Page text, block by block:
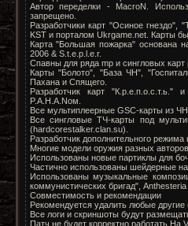
Автор переделки - MacroN.
запрещено.
Разработчики карт "Осиное гнездо",
KST и порталом Ukrgame.net. Карты
Карта "Большая пожарка" основана
2006 & S.t.e.p.l.e.r.
Спавны для ряда mp и сингловых карт
Карты "Болото", "База ЧН",
Пахана и Спящего.
Разработчик карт
P.A.H.A.Nом.
Все мультиплеерные GSC-карты из
Все сингловые ТЧ-карты под
(hardcorestalker.clan.su).
Разработчик дополнительного
Многие модели оружия разных
Использованы новые партиклы для
Частично использованы шейдерные
Использованы музыкальные
коммунистических бригад",
Совместимость и рекомендации
Рекомендуется удалить любые
Все логи и скриншоты будут
Патч не будет корректно работать